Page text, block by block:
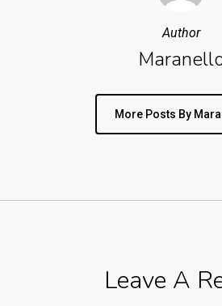
Author
More Posts By
Leave A